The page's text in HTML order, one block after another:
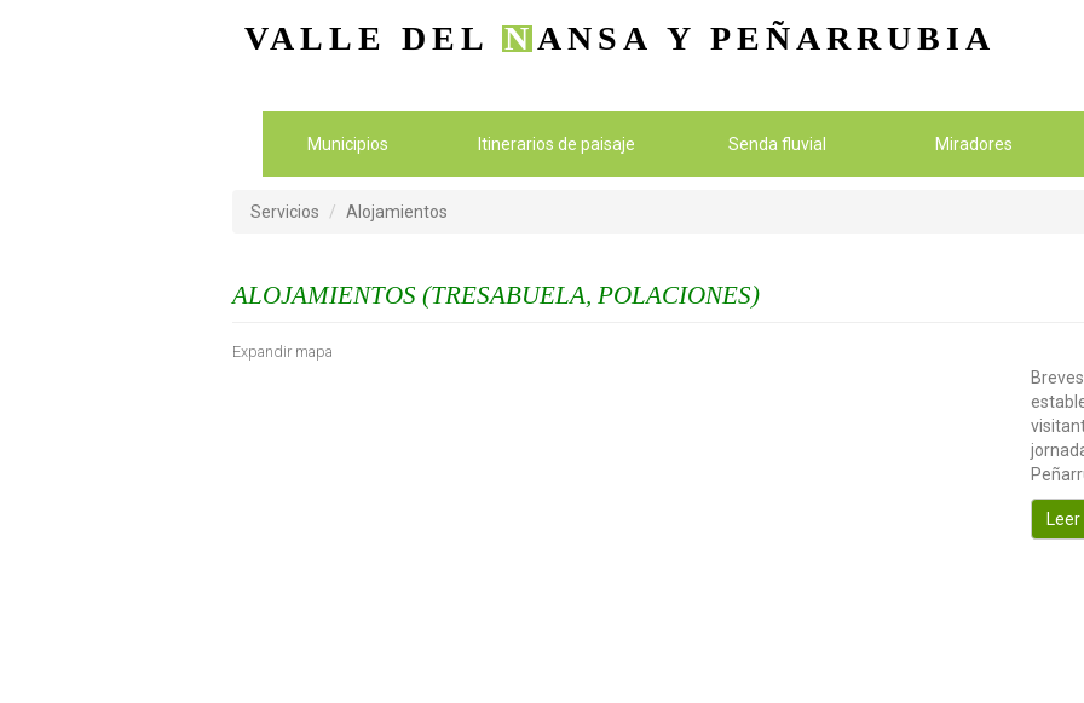
VALLE DEL NANSA Y PEÑARRUBIA
Municipios Itinerarios de paisaje Senda fluvial Miradores
Servicios Alojamientos
ALOJAMIENTOS (TRESABUELA, POLACIONES)
Expandir mapa